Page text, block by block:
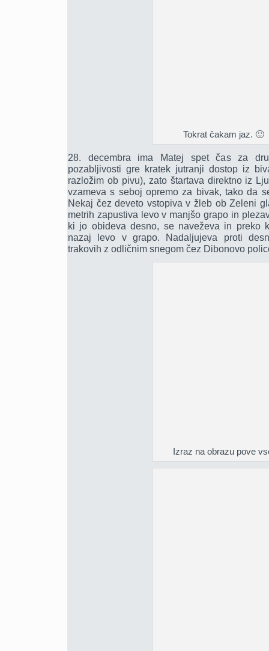
Tokrat čakam jaz. 🙂
28. decembra ima Matej spet čas za
pozabljivosti gre kratek jutranji dostop iz
razložim ob pivu), zato štartava direktno iz
vzameva s seboj opremo za bivak, tako da
Nekaj čez deveto vstopiva v žleb ob Zeleni
metrih zapustiva levo v manjšo grapo in
ki jo obideva desno, se naveževa in preko
nazaj levo v grapo. Nadaljujeva proti
trakovih z odličnim snegom čez Dibonovo
Izraz na obrazu pove